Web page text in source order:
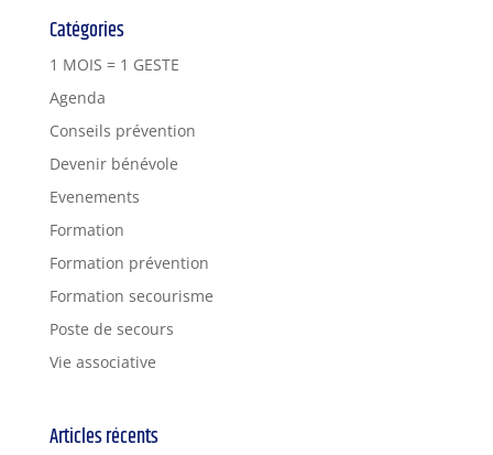
Catégories
1 MOIS = 1 GESTE
Agenda
Conseils prévention
Devenir bénévole
Evenements
Formation
Formation prévention
Formation secourisme
Poste de secours
Vie associative
Articles récents